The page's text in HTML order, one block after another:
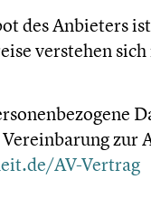
des Anbieters
verstehen
Vereinbarung
AV-Vertrag